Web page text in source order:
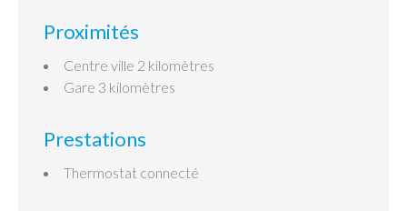
Proximités
Centre ville 2 kilomètres
Gare 3 kilomètres
Prestations
Thermostat connecté